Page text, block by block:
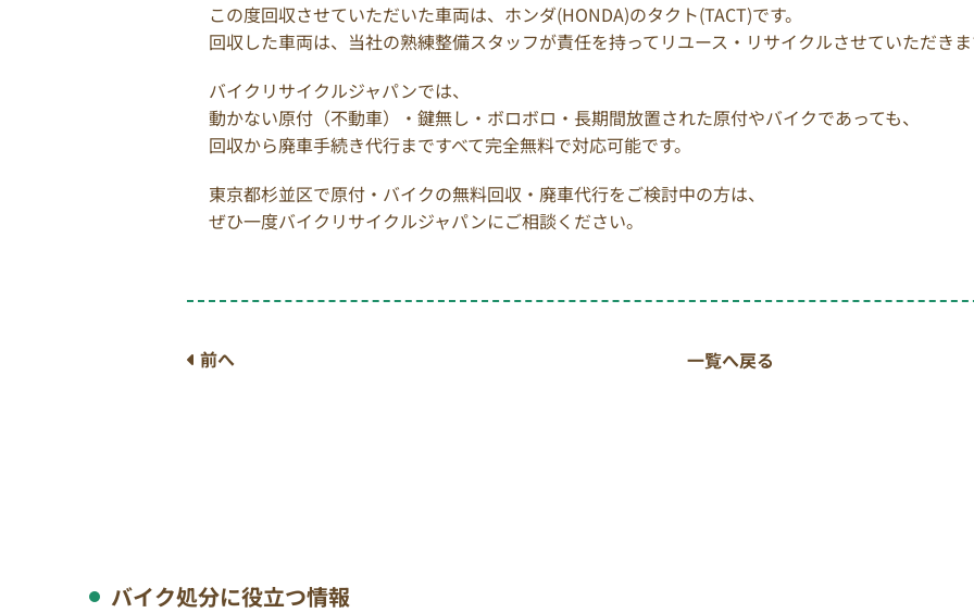
この度回収させていただいた車両は、ホンダ(HONDA)のタクト(TACT)です。
回収した車両は、当社の熟練整備スタッフが責任を持ってリユース・リサイクルさせていただき
バイクリサイクルジャパンでは、
動かない原付（不動車）・鍵無し・ボロボロ・長期間放置された原付やバイクであっても、
回収から廃車手続き代行まですべて完全無料で対応可能です。
東京都杉並区で原付・バイクの無料回収・廃車代行をご検討中の方は、
ぜひ一度バイクリサイクルジャパンにご相談ください。
前へ 一覧へ戻る
バイク処分に役立つ情報